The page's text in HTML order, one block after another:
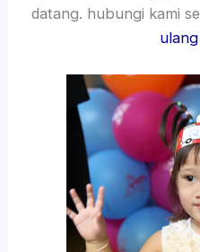
datang. hubungi kami